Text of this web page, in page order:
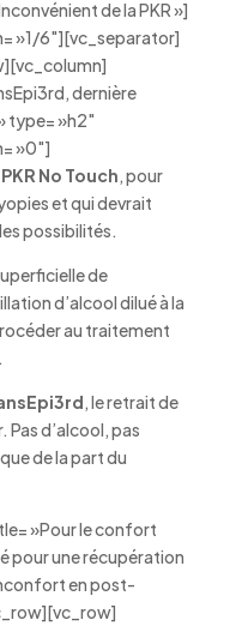
de la PKR »]
»1/6″][vc_separator]
dernière
type= »h2″
»0″]
PKR No Touch, pour
et qui devrait
possibilités.
de
d’alcool dilué à la
au traitement
, le retrait de
Pas d’alcool, pas
de la part du
»Pour le confort
pour une récupération
en post-